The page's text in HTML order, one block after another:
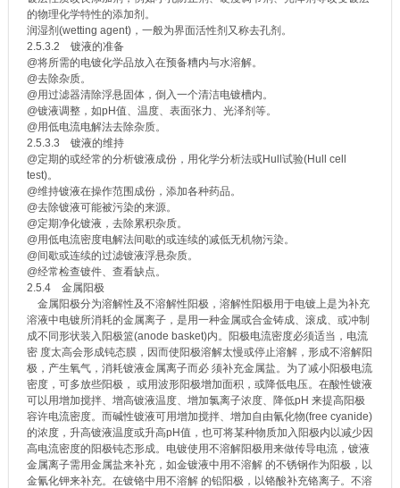
的物理化学特性的添加剂。
润湿剂(wetting agent)，一般为界面活性剂又称去孔剂。
2.5.3.2 镀液的准备
@将所需的电镀化学品放入在预备糟内与水溶解。
@去除杂质。
@用过滤器清除浮悬固体，倒入一个清洁电镀槽内。
@镀液调整，如pH值、温度、表面张力、光泽剂等。
@用低电流电解法去除杂质。
2.5.3.3 镀液的维持
@定期的或经常的分析镀液成份，用化学分析法或Hull试验(Hull cell
test)。
@维持镀液在操作范围成份，添加各种药品。
@去除镀液可能被污染的来源。
@定期净化镀液，去除累积杂质。
@用低电流密度电解法间歇的或连续的减低无机物污染。
@间歇或连续的过滤镀液浮悬杂质。
@经常检查镀件、查看缺点。
2.5.4 金属阳极
金属阳极分为溶解性及不溶解性阳极，溶解性阳极用于电镀上是为补充
溶液中电镀所消耗的金属离子，是用一种金属或合金铸成、滚成、或冲制
成不同形状装入阳极篮(anode basket)内。阳极电流密度必须适当，电流
密 度太高会形成钝态膜，因而使阳极溶解太慢或停止溶解，形成不溶解阳
极，产生氧气，消耗镀液金属离子而必 须补充金属盐。为了减小阳极电流
密度，可多放些阳极， 或用波形阳极增加面积，或降低电压。在酸性镀液
可以用增加搅拌、增高镀液温度、增加氯离子浓度、降低pH 来提高阳极
容许电流密度。而碱性镀液可用增加搅拌、增加自由氰化物(free cyanide)
的浓度，升高镀液温度或升高pH值，也可将某种物质加入阳极内以减少因
高电流密度的阳极钝态形成。电镀使用不溶解阳极用来做传导电流，镀液
金属离子需用金属盐来补充，如金镀液中用不溶解 的不锈钢作为阳极，以
金氰化钾来补充。在镀铬中用不溶解 的铅阳极，以铬酸补充铬离子。不溶